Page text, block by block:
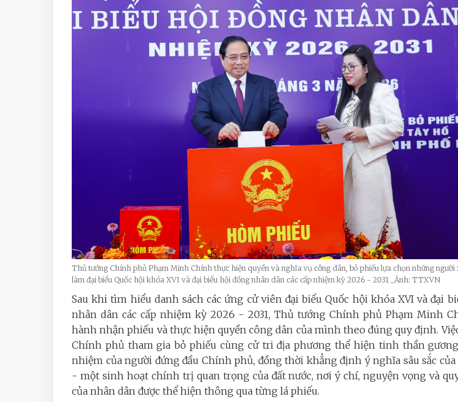
Thủ tướng Chính phủ Phạm Minh Chính thực hiện quyền và nghĩa vụ công dân, bỏ phiếu lựa chọn những người
làm đại biểu Quốc hội khóa XVI và đại biểu hội đồng nhân dân các cấp nhiệm kỳ 2026 - 2031 _Ảnh: TTXVN
Sau khi tìm hiểu danh sách các ứng cử viên đại biểu Quốc hội khóa XVI và đại
nhân dân các cấp nhiệm kỳ 2026 - 2031, Thủ tướng Chính phủ Phạm Minh
hành nhận phiếu và thực hiện quyền công dân của mình theo đúng quy định.
Chính phủ tham gia bỏ phiếu cùng cử tri địa phương thể hiện tinh thần
nhiệm của người đứng đầu Chính phủ, đồng thời khẳng định ý nghĩa sâu sắc của
- một sinh hoạt chính trị quan trọng của đất nước, nơi ý chí, nguyện vọng và
của nhân dân được thể hiện thông qua từng lá phiếu.